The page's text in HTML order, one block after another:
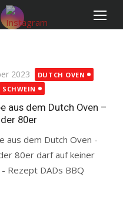
2023
DUTCH OVEN
SCHWEIN
aus dem Dutch Oven –
80er
aus dem Dutch Oven -
80er darf auf keiner
Rezept DADs BBQ